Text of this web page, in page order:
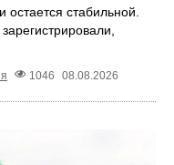
остается стабильной.
1046 08.08.2026